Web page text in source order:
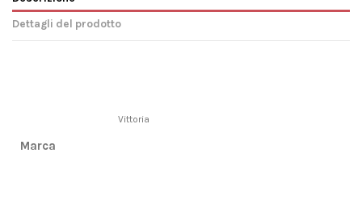
Dettagli del prodotto
Marca
Vittoria